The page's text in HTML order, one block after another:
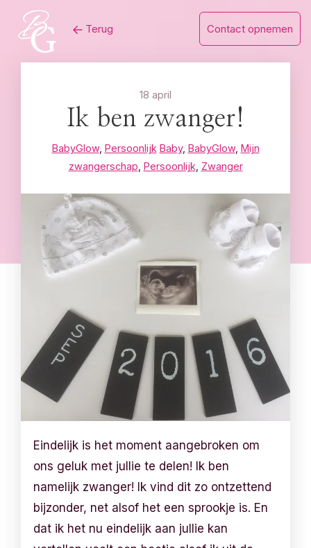
content
Terug Contact opnemen
18 april
Ik ben zwanger!
BabyGlow, Persoonlijk Baby, BabyGlow, Mijn
zwangerschap Persoonlijk Zwanger
Eindelijk is het moment aangebroken om
ons geluk met jullie te delen! Ik ben
namelijk zwanger! Ik vind dit zo ontzettend
bijzonder, net alsof het een sprookje is. En
dat ik het nu eindelijk aan jullie kan